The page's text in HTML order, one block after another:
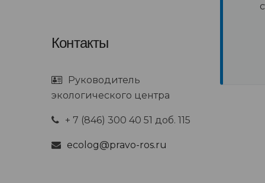
Контакты
Руководитель
экологического центра
+ 7 (846) 300 40 51 доб. 115
ecolog@pravo-ros.ru